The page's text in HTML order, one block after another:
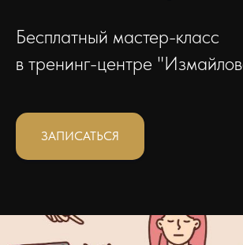
Бесплатный мастер-класс
в тренинг-центре
ЗАПИСАТЬСЯ